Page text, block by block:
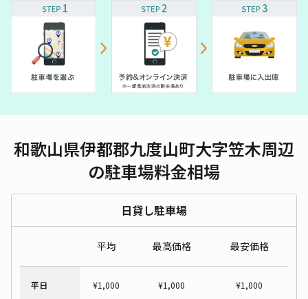
和歌山県伊都郡九度山町大字笠木周辺
の駐車場料金相場
日貸し駐車場
平均 最高価格 最安価格
平日 ¥1,000 ¥1,000 ¥1,000